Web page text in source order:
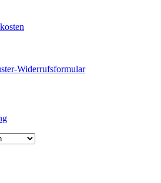
Widerrufsformular